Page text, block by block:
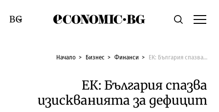
Economic.bgТърсене
Смяна на език
Начало Бизнес Финанси ЕК: България спазва изискванията за дефицит
ЕК: България спазва
изискванията за дефицит